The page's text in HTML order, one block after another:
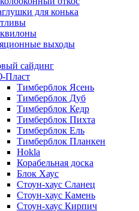
для конька
выходы
сайдинг
Пласт
Тимберблок Ясень
Тимберблок Дуб
Тимберблок Кедр
Тимберблок Пихта
Тимберблок Ель
Тимберблок Планкен
Hokla
Корабельная доска
Блок Хаус
Стоун-хаус Сланец
Стоун-хаус Камень
Стоун-хаус Кирпич